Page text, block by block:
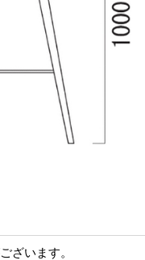
ざいます。